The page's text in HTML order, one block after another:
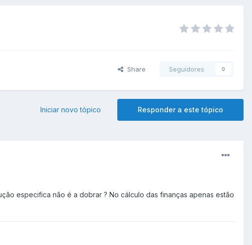
Share Seguidores 0
Responder a este tópico
Iniciar novo tópico
especifica não é a dobrar ? No cálculo das finanças apenas estão